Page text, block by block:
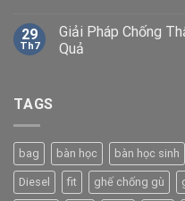
29
Th7
Giải Pháp Chống
Quả
TAGS
bag bàn học bàn học sinh
Diesel fit ghế chống gù